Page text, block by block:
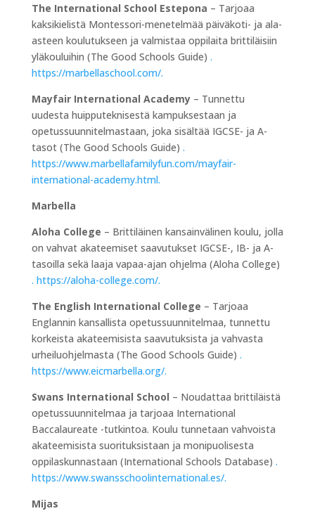
The International School Estepona – Tarjoaa
kaksikielistä Montessori-menetelmää päiväkoti- ja ala-
asteen koulutukseen ja valmistaa oppilaita brittiläisiin
yläkouluihin (The Good Schools Guide) .
https://marbellaschool.com/.
Mayfair International Academy– Tunnettu
uudesta huipputeknisestä kampuksestaan ja
opetussuunnitelmastaan, joka sisältää IGCSE- ja A-
tasot (The Good Schools Guide) .
https://www.marbellafamilyfun.com/mayfair-
international-academy.html.
Marbella
Aloha College – Brittiläinen kansainvälinen koulu, jolla
on vahvat akateemiset saavutukset IGCSE-, IB- ja A-
tasoilla sekä laaja vapaa-ajan ohjelma (Aloha College)
. https://aloha-college.com/.
The English International College – Tarjoaa
Englannin kansallista opetussuunnitelmaa, tunnettu
korkeista akateemisista saavutuksista ja vahvasta
urheiluohjelmasta (The Good Schools Guide) .
https://www.eicmarbella.org/.
Swans International School – Noudattaa brittiläistä
opetussuunnitelmaa ja tarjoaa International
Baccalaureate -tutkintoa. Koulu tunnetaan vahvoista
akateemisista suorituksistaan ja monipuolisesta
oppilaskunnastaan (International Schools Database) .
https://www.swansschoolinternational.es/.
Mijas